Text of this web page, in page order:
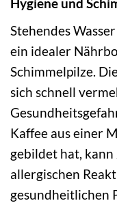
Hygiene und
Stehendes
ein idealer
Schimmelpilze.
sich schnell
Kaffee aus einer
gebildet hat,
allergischen
gesundheitlichen